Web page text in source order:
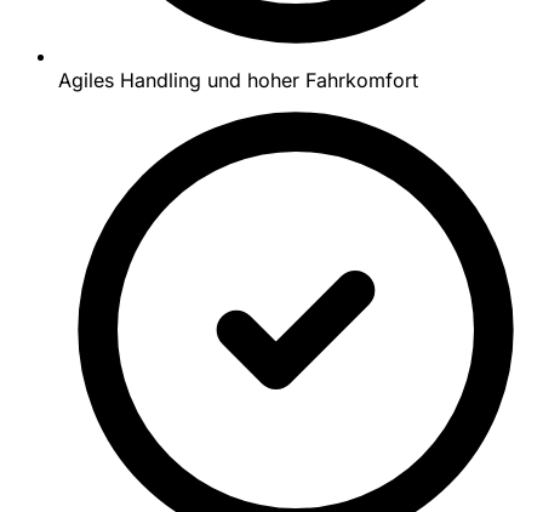
Agiles Handling und hoher Fahrkomfort